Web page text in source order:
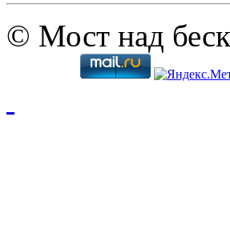
© Мост над